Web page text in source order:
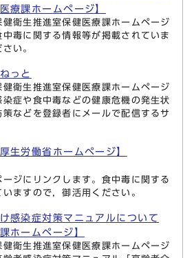
療課ホームページ】
衛生推進室保健医療課ホームページ
毒に関する情報等が掲載されていま
い。
っと
衛生推進室保健医療課ホームページ
症や食中毒などの健康危機の発生状
などを登録者にメールで配信するサ
生労働省ホームページ】
ジにリンクします。食中毒に関する
ますので，御活用ください。
感染症対策マニュアルについて
ホームページ】
衛生推進室保健医療課ホームページ